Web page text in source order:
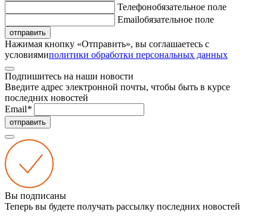
Телефонобязательное поле
Emailобязательное поле
отправить
Нажимая кнопку «Отправить», вы соглашаетесь с
условиямиполитики обработки персональных данных
Подпишитесь на наши новости
Введите адрес электронной почты, чтобы быть в курсе
последних новостей
Email*
отправить
Вы подписаны
Теперь вы будете получать рассылку последних новостей